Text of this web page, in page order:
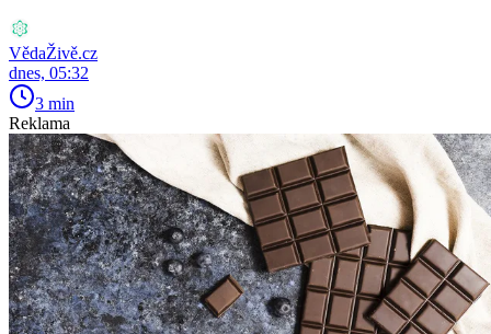
VědaŽivě.cz
dnes, 05:32
3 min
Reklama